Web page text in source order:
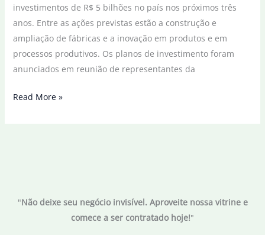
investimentos de R$ 5 bilhões no país nos próximos três
anos. Entre as ações previstas estão a construção e
ampliação de fábricas e a inovação em produtos e em
processos produtivos. Os planos de investimento foram
anunciados em reunião de representantes da
Indústria
bi
Read More »
"Não deixe seu negócio invisível. Aproveite nossa vitrine e
comece a ser contratado hoje!"